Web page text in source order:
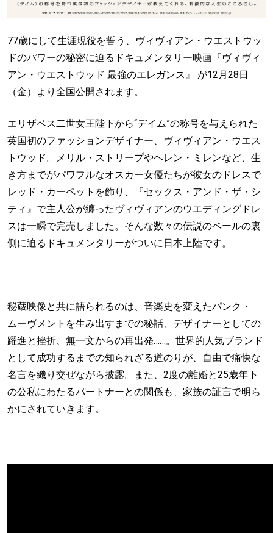
77歳にして生涯現役を誓う、ヴィヴィアン・ウエストウッ
ドのパワーの秘密に迫るドキュメンタリー映画『ヴィヴィ
アン・ウエストウッド 最強のエレガンス』 が12月28日
（金）より全国公開されます。
エリザベス二世女王陛下から“デイム”の称号を与えられた
英国初のファッションデザイナー、ヴィヴィアン・ウエス
トウッド。メリル・ストリープやヘレン・ミレンなど、生
き方までがパワフルなオスカー女優たちが彼女のドレスで
レッド・カーペットを飾り、『セックス・アンド・ザ・シ
ティ』で主人公が纏ったヴィヴィアンのウエディングドレ
スは一瞬で完売しました。そんな数々の伝説のベールの裏
側に迫るドキュメンタリーがついに日本上陸です。
秘蔵映像と共に語られるのは、音楽史を変えたパンク・
ムーヴメントを生み出すまでの秘話、デザイナーとしての
躍進と挫折、無一文からの再出発……。世界的人気ブランド
として成功するまでの知られざる道のりが、自由で痛快な
名言を織り交ぜながら披露。また、2度の離婚と25歳年下
の公私にわたるパートナーとの関係も、家族の証言で明ら
かにされていきます。